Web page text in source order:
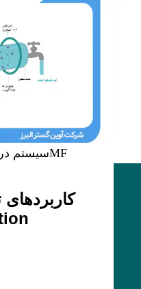
MFسیستم در تصفیه اب صنعتی